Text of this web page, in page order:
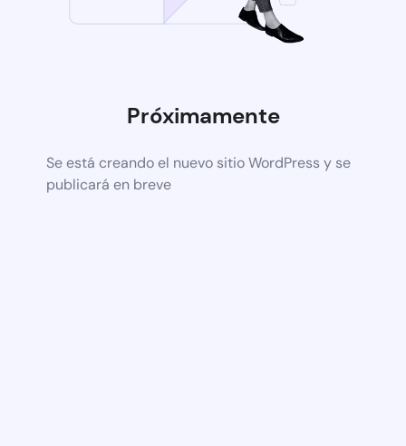
Próximamente
Se está creando el nuevo sitio WordPress y se
publicará en breve